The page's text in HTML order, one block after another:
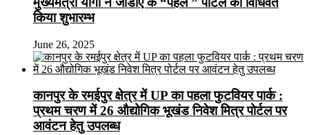
किया शुभारम्भ
June 26, 2025
कानपुर के रमईपुर क्षेत्र में UP का पहला फुटवियर पार्क :
प्रथम चरण में 26 औद्योगिक भूखंड निवेश मित्र पोर्टल पर
आवंटन हेतु उपलब्ध